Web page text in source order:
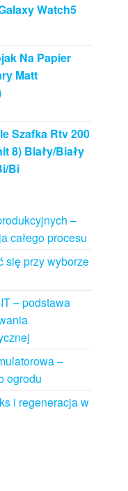
Watch5
Na Papier
Matt
Szafka Rtv 200
8) Biały/Biały
Bi
–
całego procesu
się przy wyborze
– podstawa
–
ogrodu
i regeneracja w